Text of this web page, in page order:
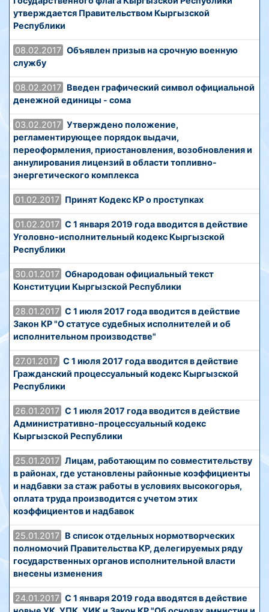
утверждается Правительством Кыргызской
Республики
08.02.2017 Объявлен призыв на срочную военную
службу
08.02.2017 Введен графический символ официальной
денежной единицы - сома
03.02.2017 Утверждено положение,
регламентирующее порядок выдачи,
переоформления, приостановления, возобновления и
аннулирования лицензий в области топливно-
энергетического комплекса
01.02.2017 Принят Кодекс КР о проступках
01.02.2017 С 1 января 2019 года вводится в действие
Уголовно-исполнительный кодекс Кыргызской
Республики
30.01.2017 Обнародован официальный текст
Конституции Кыргызской Республики
28.01.2017 С 1 июля 2017 года вводится в действие
Закон КР "О статусе судебных исполнителей и об
исполнительном производстве"
27.01.2017 С 1 июля 2017 года вводится в действие
Гражданский процессуальный кодекс Кыргызской
Республики
26.01.2017 С 1 июля 2017 года вводится в действие
Административно-процессуальный кодекс
Кыргызской Республики
25.01.2017 Лицам, работающим по совместительству
в районах, где установлены районные коэффициенты
и надбавки за стаж работы в условиях высокогорья,
оплата труда производится с учетом этих
коэффициентов и надбавок
25.01.2017 В список отдельных нормотворческих
полномочий Правительства КР, делегируемых ряду
государственных органов исполнительной власти
внесены изменения
24.01.2017 С 1 января 2019 года вводятся в действие